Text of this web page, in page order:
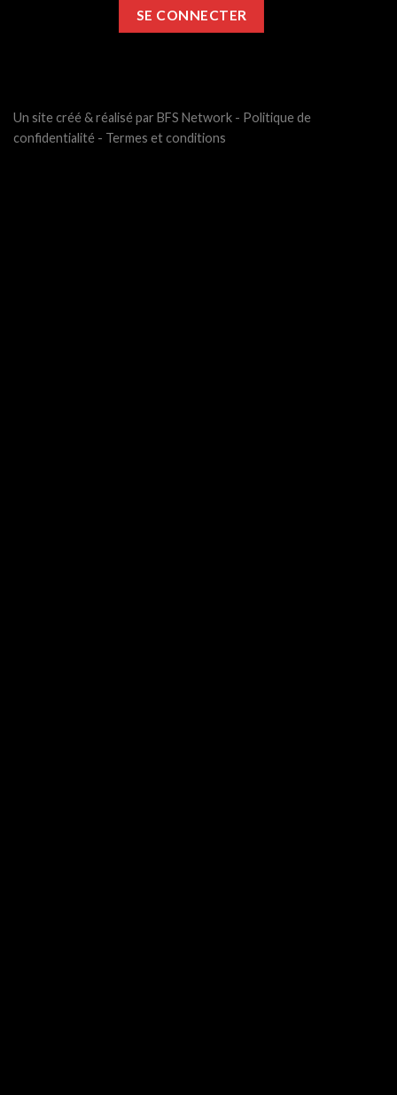
Un site créé & réalisé par BFS Network - Politique de
confidentialité - Termes et conditions